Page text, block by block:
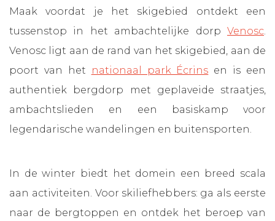
Maak voordat je het skigebied ontdekt een
tussenstop in het ambachtelijke dorp Venosc.
Venosc ligt aan de rand van het skigebied, aan de
poort van het
nationaal park Écrins en is een
authentiek bergdorp met geplaveide straatjes,
ambachtslieden en een basiskamp voor
legendarische wandelingen en buitensporten.
In de winter biedt het domein een breed scala
aan activiteiten. Voor skiliefhebbers: ga als eerste
naar de bergtoppen en ontdek het beroep van